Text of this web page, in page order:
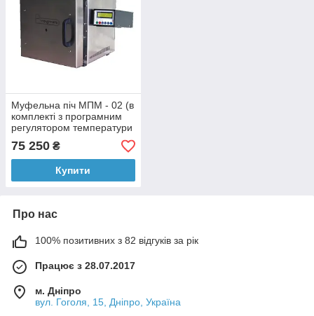
Муфельна піч МПМ - 02 (в
комплекті з програмним
регулятором температури
ПР-04)
75 250 ₴
Купити
Про нас
100% позитивних з 82 відгуків за рік
Працює з 28.07.2017
м. Дніпро
вул. Гоголя, 15, Дніпро, Україна